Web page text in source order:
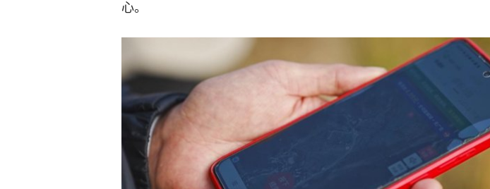
心。